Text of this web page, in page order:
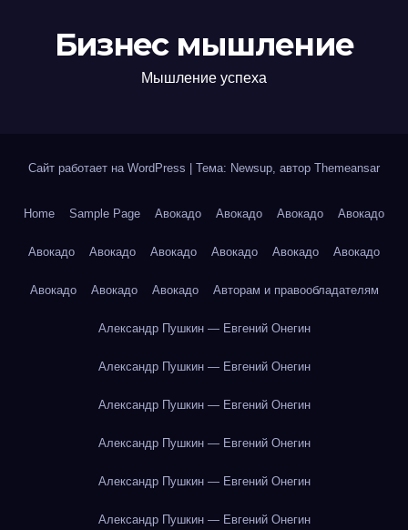
Бизнес мышление
Мышление успеха
Сайт работает на WordPress Тема: Newsup, автор Themeansar
Home Sample Page Авокадо Авокадо Авокадо Авокадо
Авокадо Авокадо Авокадо Авокадо Авокадо Авокадо
Авокадо Авокадо Авокадо Авторам и правообладателям
Александр Пушкин — Евгений Онегин
Александр Пушкин — Евгений Онегин
Александр Пушкин — Евгений Онегин
Александр Пушкин — Евгений Онегин
Александр Пушкин — Евгений Онегин
Александр Пушкин — Евгений Онегин